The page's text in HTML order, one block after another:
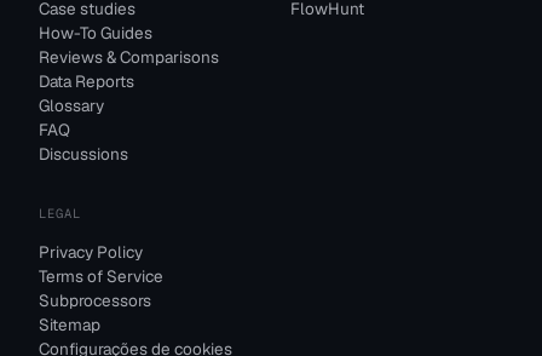
Case studies
How-To Guides
Reviews & Comparisons
Data Reports
Glossary
FAQ
Discussions
FlowHunt
LEGAL
Privacy Policy
Terms of Service
Subprocessors
Sitemap
Configurações de cookies